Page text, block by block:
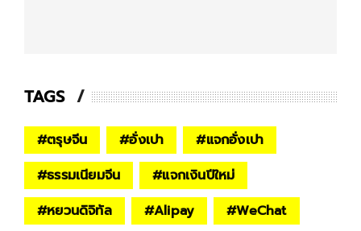
TAGS
#ตรุษจีน #อั่งเปา #แจกอั่งเปา
#ธรรมเนียมจีน #แจกเงินปีใหม่
#หยวนดิจิทัล #Alipay #WeChat